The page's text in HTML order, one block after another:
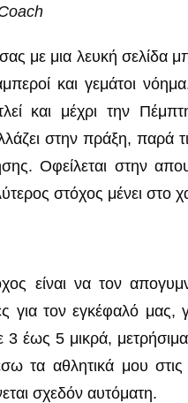
με μια λευκή
και γεμάτοι
και μέχρι την
στην πράξη,
Οφείλεται στην
στόχος μένει στο
είναι να τον
τον εγκέφαλό μας,
3 έως 5 μικρά,
τα αθλητικά μου
σχεδόν αυτόματη.